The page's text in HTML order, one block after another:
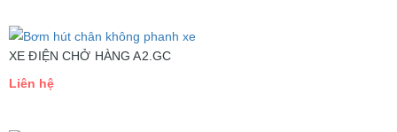
XE ĐIỆN CHỞ HÀNG A2.GC
Liên hệ